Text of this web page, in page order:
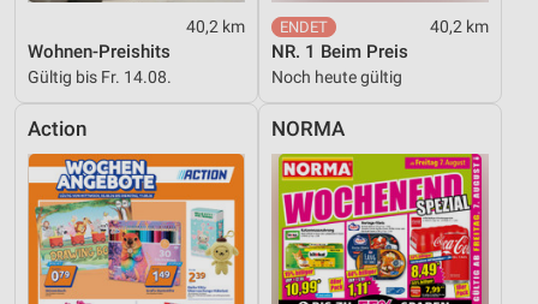
40,2 km
Wohnen-Preishits
Gültig bis Fr. 14.08.
40,2 km
NR. 1 Beim Preis
Noch heute gültig
Action NORMA